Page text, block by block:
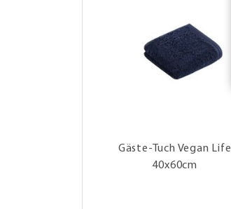
Gäste-Tuch Vegan Life
40x60cm